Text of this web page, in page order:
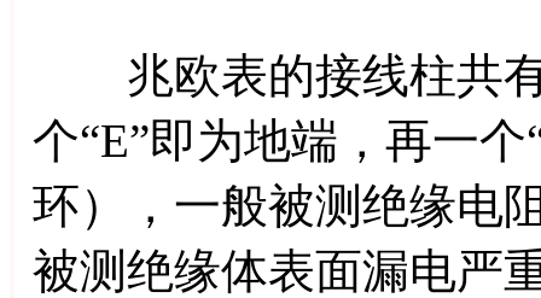
兆欧表的接线柱共有
个“E”即为地端，再一
环），一般被测绝缘电
被测绝缘体表面漏电严